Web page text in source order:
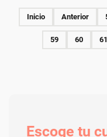
Inicio Anterior
59 60 61
Escoge tu